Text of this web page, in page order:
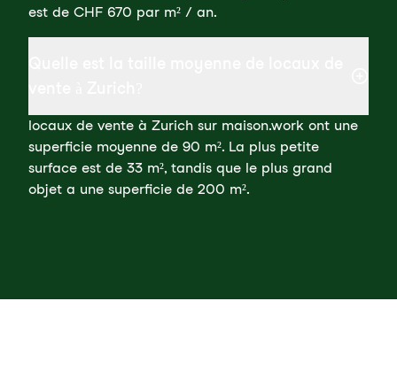
est de CHF 670 par m² / an.
locaux de vente à Zurich sur maison.work ont une
superficie moyenne de 90 m². La plus petite
surface est de 33 m², tandis que le plus grand
objet a une superficie de 200 m².